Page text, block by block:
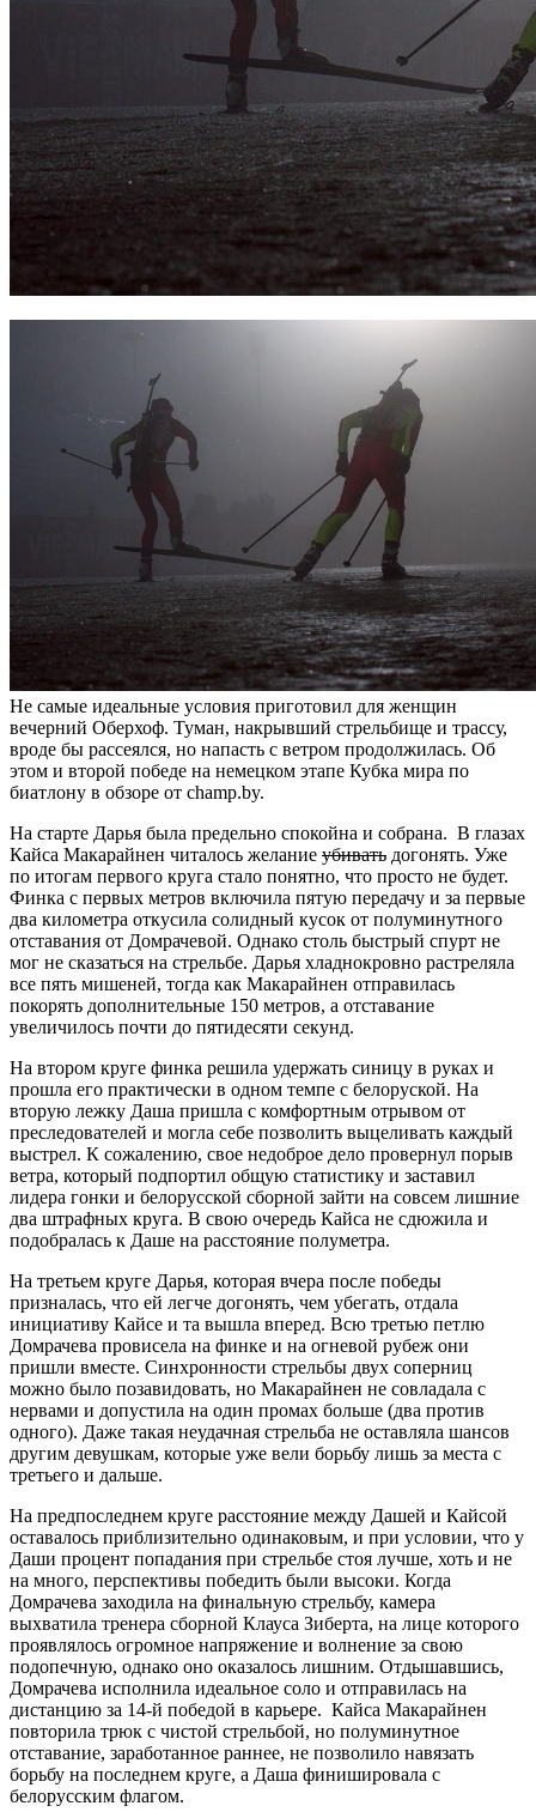
Не самые идеальные условия приготовил для женщин
вечерний Оберхоф. Туман, накрывший стрельбище и трассу,
вроде бы рассеялся, но напасть с ветром продолжилась. Об
этом и второй победе на немецком этапе Кубка мира по
биатлону в обзоре от champ.by.
На старте Дарья была предельно спокойна и собрана. В глазах
Кайса Макарайнен читалось желание убивать догонять. Уже
по итогам первого круга стало понятно, что просто не будет.
Финка с первых метров включила пятую передачу и за первые
два километра откусила солидный кусок от полуминутного
отставания от Домрачевой. Однако столь быстрый спурт не
мог не сказаться на стрельбе. Дарья хладнокровно растреляла
все пять мишеней, тогда как Макарайнен отправилась
покорять дополнительные 150 метров, а отставание
увеличилось почти до пятидесяти секунд.
На втором круге финка решила удержать синицу в руках и
прошла его практически в одном темпе с белоруской. На
вторую лежку Даша пришла с комфортным отрывом от
преследователей и могла себе позволить выцеливать каждый
выстрел. К сожалению, свое недоброе дело провернул порыв
ветра, который подпортил общую статистику и заставил
лидера гонки и белорусской сборной зайти на совсем лишние
два штрафных круга. В свою очередь Кайса не сдюжила и
подобралась к Даше на расстояние полуметра.
На третьем круге Дарья, которая вчера после победы
призналась, что ей легче догонять, чем убегать, отдала
инициативу Кайсе и та вышла вперед. Всю третью петлю
Домрачева провисела на финке и на огневой рубеж они
пришли вместе. Синхронности стрельбы двух соперниц
можно было позавидовать, но Макарайнен не совладала с
нервами и допустила на один промах больше (два против
одного). Даже такая неудачная стрельба не оставляла шансов
другим девушкам, которые уже вели борьбу лишь за места с
третьего и дальше.
На предпоследнем круге расстояние между Дашей и Кайсой
оставалось приблизительно одинаковым, и при условии, что у
Даши процент попадания при стрельбе стоя лучше, хоть и не
на много, перспективы победить были высоки. Когда
Домрачева заходила на финальную стрельбу, камера
выхватила тренера сборной Клауса Зиберта, на лице которого
проявлялось огромное напряжение и волнение за свою
подопечную, однако оно оказалось лишним. Отдышавшись,
Домрачева исполнила идеальное соло и отправилась на
дистанцию за 14-й победой в карьере. Кайса Макарайнен
повторила трюк с чистой стрельбой, но полуминутное
отставание, заработанное раннее, не позволило навязать
борьбу на последнем круге, а Даша финишировала с
белорусским флагом.